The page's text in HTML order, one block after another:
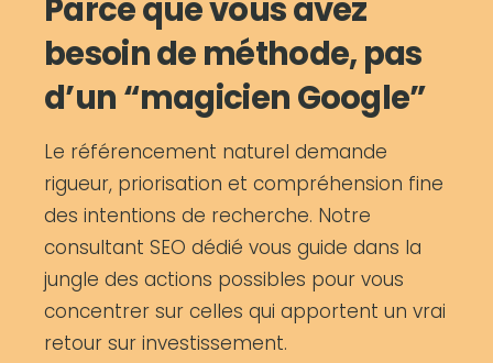
Parce que vous avez
besoin de méthode, pas
d’un “magicien Google”
Le référencement naturel demande
rigueur, priorisation et compréhension fine
des intentions de recherche. Notre
consultant SEO dédié vous guide dans la
jungle des actions possibles pour vous
concentrer sur celles qui apportent un vrai
retour sur investissement.